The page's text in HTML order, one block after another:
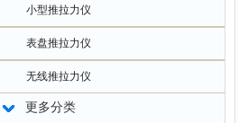
小型推拉力仪
表盘推拉力仪
无线推拉力仪
更多分类